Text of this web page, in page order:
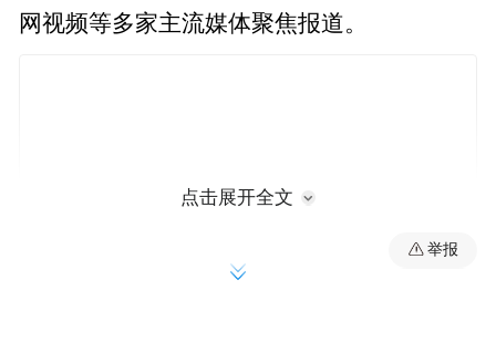
网视频等多家主流媒体聚焦报道。
点击展开全文
举报